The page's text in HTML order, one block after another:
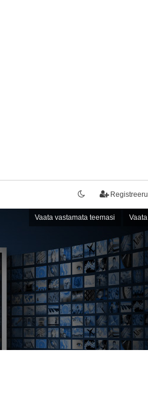
Registreeru
Vaata vastamata teemasi